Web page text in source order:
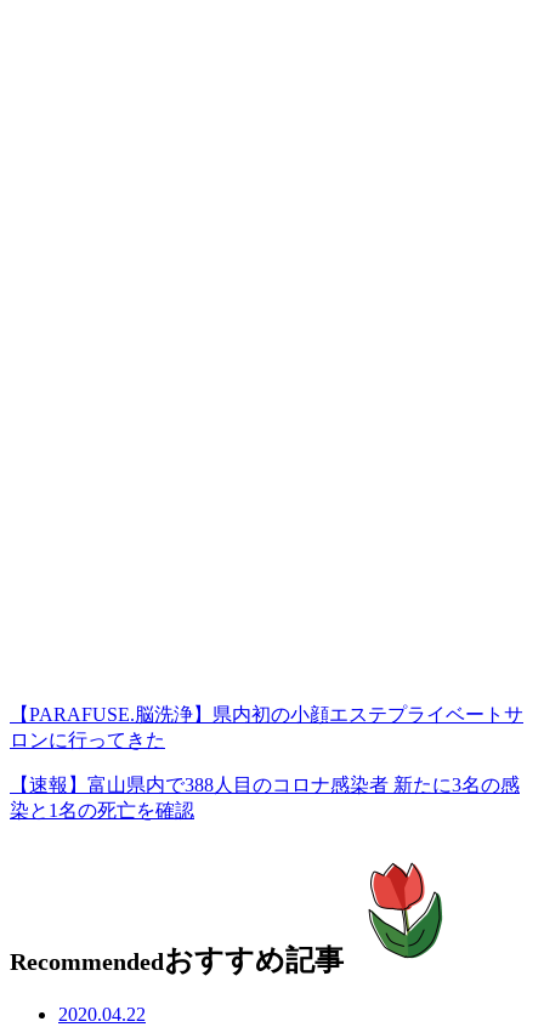
【PARAFUSE.脳洗浄】県内初の小顔エステプライベートサ
ロンに行ってきた
【速報】富山県内で388人目のコロナ感染者 新たに3名の感
染と1名の死亡を確認
Recommendedおすすめ記事
2020.04.22